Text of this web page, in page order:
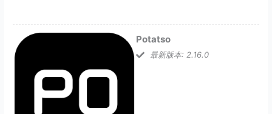
Potatso
最新版本: 2.16.0